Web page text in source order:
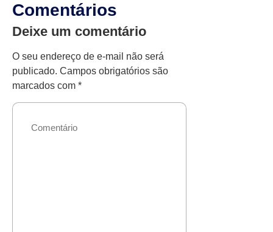
Comentários
Deixe um comentário
O seu endereço de e-mail não será
publicado. Campos obrigatórios são
marcados com *